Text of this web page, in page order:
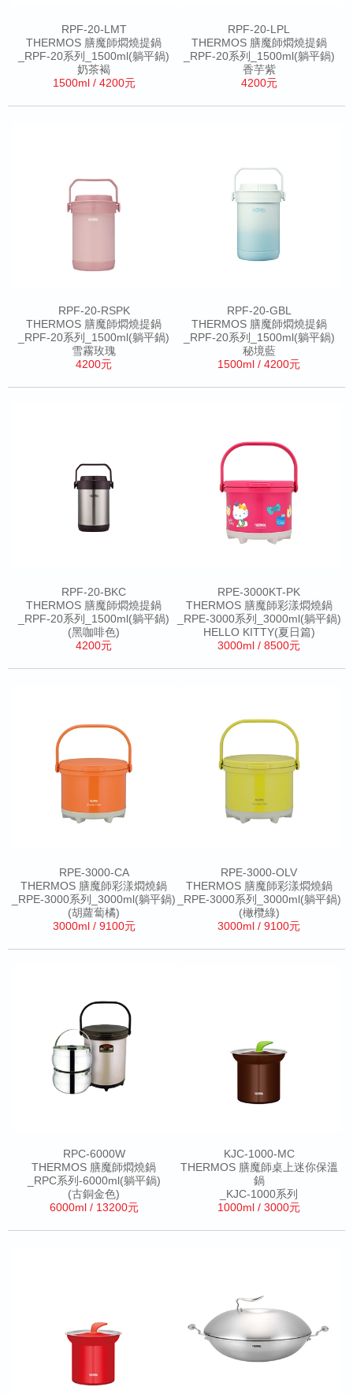
RPF-20-LMT
THERMOS 膳魔師燜燒提鍋
_RPF-20系列_1500ml(躺平鍋)
奶茶褐
1500ml / 4200元
RPF-20-LPL
THERMOS 膳魔師燜燒提鍋
_RPF-20系列_1500ml(躺平鍋)
香芋紫
4200元
RPF-20-RSPK
THERMOS 膳魔師燜燒提鍋
_RPF-20系列_1500ml(躺平鍋)
雪霧玫瑰
4200元
RPF-20-GBL
THERMOS 膳魔師燜燒提鍋
_RPF-20系列_1500ml(躺平鍋)
秘境藍
1500ml / 4200元
RPF-20-BKC
THERMOS 膳魔師燜燒提鍋
_RPF-20系列_1500ml(躺平鍋)
(黑咖啡色)
4200元
RPE-3000KT-PK
THERMOS 膳魔師彩漾燜燒鍋
_RPE-3000系列_3000ml(躺平鍋)
HELLO KITTY(夏日篇)
3000ml / 8500元
RPE-3000-CA
THERMOS 膳魔師彩漾燜燒鍋
_RPE-3000系列_3000ml(躺平鍋)
(胡蘿蔔橘)
3000ml / 9100元
RPE-3000-OLV
THERMOS 膳魔師彩漾燜燒鍋
_RPE-3000系列_3000ml(躺平鍋)
(橄欖綠)
3000ml / 9100元
RPC-6000W
THERMOS 膳魔師燜燒鍋
_RPC系列-6000ml(躺平鍋)
(古銅金色)
6000ml / 13200元
KJC-1000-MC
THERMOS 膳魔師桌上迷你保溫
鍋
_KJC-1000系列
1000ml / 3000元